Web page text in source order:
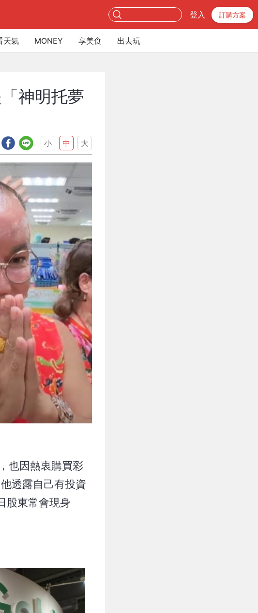
登入 訂購方案
天氣 MONEY 享美食 出去玩
神明托夢
小 中 大
也因熱衷購買彩
透露自己有投資
股東常會現身